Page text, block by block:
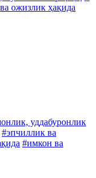
ожизлик ҳақида
уддабуронлик
#эпчиллик ва
#имкон ва